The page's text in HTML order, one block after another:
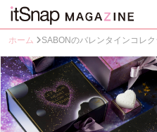
ホーム SABONのバレンタインコレ